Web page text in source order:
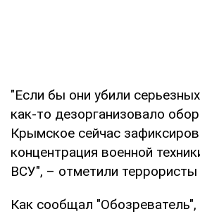
"Если бы они убили
как-то дезорганизовало
Крымское сейчас
концентрация военной
ВСУ", – отметили
Как сообщал